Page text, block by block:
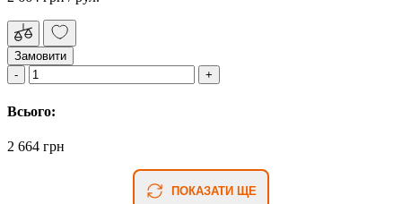
Замовити
Всього:
2 664 грн
ПОКАЗАТИ ЩЕ